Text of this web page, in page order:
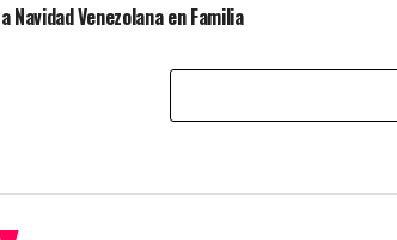
Navidad Venezolana en Familia